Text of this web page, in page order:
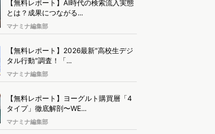
【無料レポート】AI時代の検索流入実態
とは？成果につながる...
マナミナ編集部
【無料レポート】2026最新"高校生デジ
タル行動"調査！「...
マナミナ編集部
【無料レポート】ヨーグルト購買層「4
タイプ」徹底解剖〜WE...
マナミナ編集部